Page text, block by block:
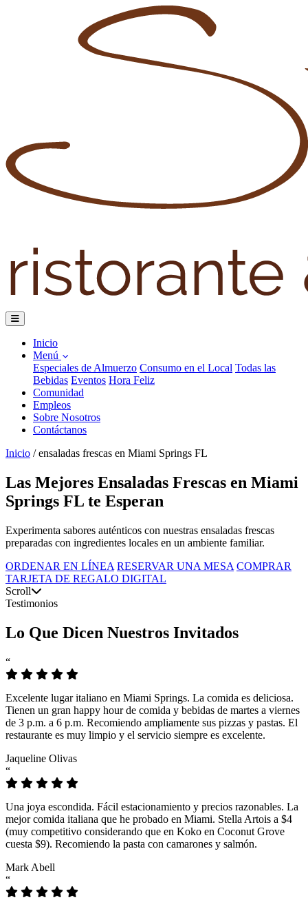
Inicio
Menú
Especiales de Almuerzo Consumo en el Local Todas las
Bebidas Eventos Hora Feliz
Comunidad
Empleos
Sobre Nosotros
Contáctanos
Inicio / ensaladas frescas en Miami Springs FL
Las Mejores Ensaladas Frescas en Miami
Springs FL te Esperan
Experimenta sabores auténticos con nuestras ensaladas frescas
preparadas con ingredientes locales en un ambiente familiar.
ORDENAR EN LÍNEA RESERVAR UNA MESA COMPRAR
TARJETA DE REGALO DIGITAL
Scroll
Testimonios
Lo Que Dicen Nuestros Invitados
“
Excelente lugar italiano en Miami Springs. La comida es deliciosa.
Tienen un gran happy hour de comida y bebidas de martes a viernes
de 3 p.m. a 6 p.m. Recomiendo ampliamente sus pizzas y pastas. El
restaurante es muy limpio y el servicio siempre es excelente.
Jaqueline Olivas
“
Una joya escondida. Fácil estacionamiento y precios razonables. La
mejor comida italiana que he probado en Miami. Stella Artois a $4
(muy competitivo considerando que en Koko en Coconut Grove
cuesta $9). Recomiendo la pasta con camarones y salmón.
Mark Abell
“